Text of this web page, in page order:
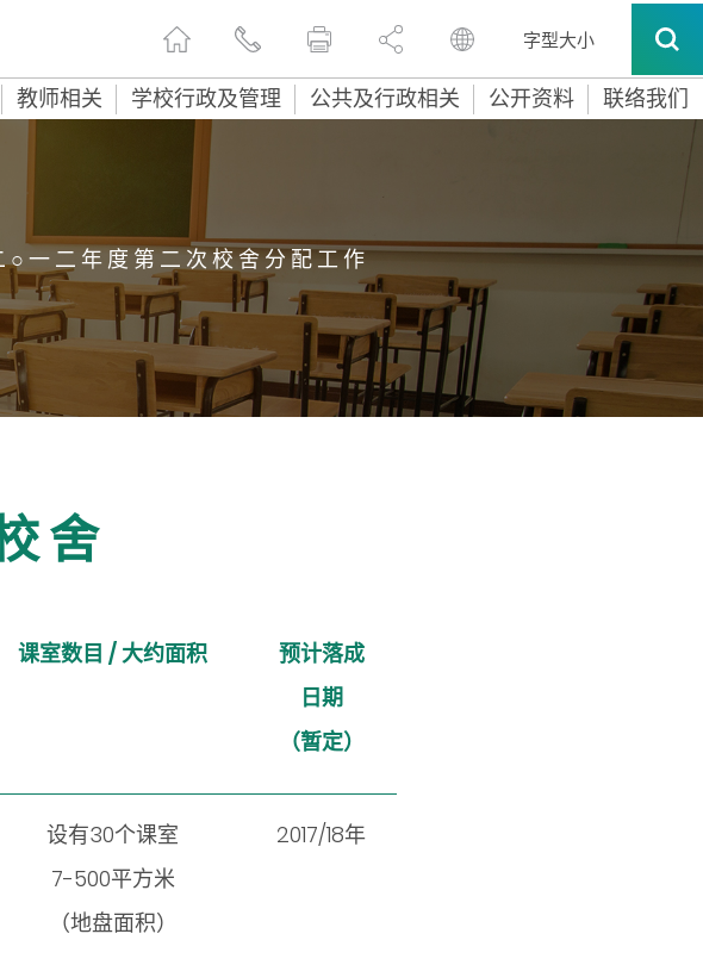
字型大小
教师相关 学校行政及管理 公共及行政相关 公开资料 联络我们
○ 一 二 年 度 第 二 次 校 舍 分 配 工 作
舍
课室数目 / 大约面积
预计落成
日期
（暂定）
设有30个课室
7-500平方米
（地盘面积）
2017/18年